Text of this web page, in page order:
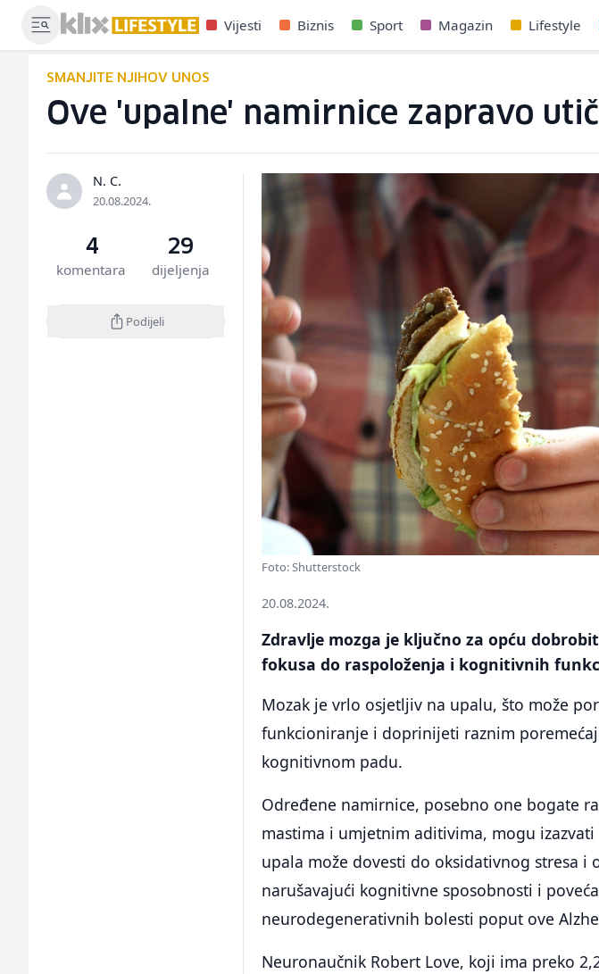
Vijesti Biznis Sport Magazin Lifestyle
SMANJITE NJIHOV UNOS
Ove 'upalne' namirnice zapravo
N. C.
20.08.2024.
4
komentara
29
dijeljenja
Podijeli
Foto: Shutterstock
20.08.2024.
Zdravlje mozga je ključno za opću
fokusa do raspoloženja i kognitivnih
Mozak je vrlo osjetljiv na upalu, što može
funkcioniranje i doprinijeti raznim
kognitivnom padu.
Određene namirnice, posebno one bogate
mastima i umjetnim aditivima, mogu
upala može dovesti do oksidativnog stresa i
narušavajući kognitivne sposobnosti i
neurodegenerativnih bolesti poput ove
Neuronaučnik Robert Love, koji ima preko